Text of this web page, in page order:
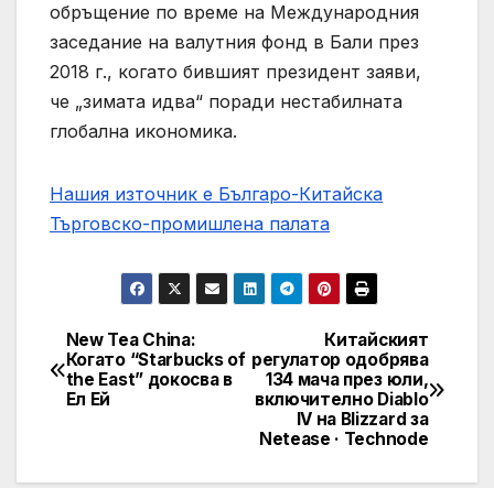
обръщение по време на Международния
заседание на валутния фонд в Бали през
2018 г., когато бившият президент заяви,
че „зимата идва“ поради нестабилната
глобална икономика.
Нашия източник е Българо-Китайска
Търговско-промишлена палaта
Post
navigation
Китайският
регулатор одобрява
134 мача през юли,
включително Diablo
IV на Blizzard за
Netease · Technode
New Tea China:
Когато “Starbucks of
the East” докосва в
Ел Ей